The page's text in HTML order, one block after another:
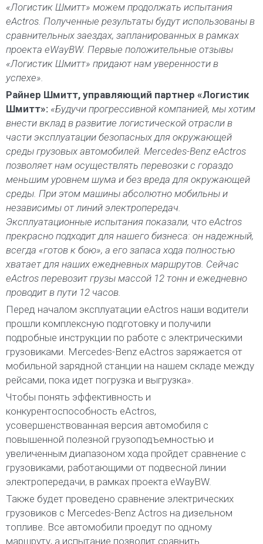
«Логистик Шмитт» можем продолжать испытания
eActros. Полученные результаты будут использованы в
сравнительных заездах, запланированных в рамках
проекта eWayBW. Первые положительные отзывы
«Логистик Шмитт» придают нам уверенности в
успехе».
Райнер Шмитт, управляющий партнер «Логистик
Шмитт»: «Будучи прогрессивной компанией, мы хотим
внести вклад в развитие логистической отрасли в
части эксплуатации безопасных для окружающей
среды грузовых автомобилей. Mercedes-Benz eActros
позволяет нам осуществлять перевозки с гораздо
меньшим уровнем шума и без вреда для окружающей
среды. При этом машины абсолютно мобильны и
независимы от линий электропередач.
Эксплуатационные испытания показали, что eActros
прекрасно подходит для нашего бизнеса: он надежный,
всегда «готов к бою», а его запаса хода полностью
хватает для наших ежедневных маршрутов. Сейчас
eActros перевозит грузы массой 12 тонн и ежедневно
проводит в пути 12 часов.
Перед началом эксплуатации eActros наши водители
прошли комплексную подготовку и получили
подробные инструкции по работе с электрическими
грузовиками. Mercedes-Benz eActros заряжается от
мобильной зарядной станции на нашем складе между
рейсами, пока идет погрузка и выгрузка».
Чтобы понять эффективность и
конкурентоспособность eActros,
усовершенствованная версия автомобиля с
повышенной полезной грузоподъемностью и
увеличенным диапазоном хода пройдет сравнение с
грузовиками, работающими от подвесной линии
электропередачи, в рамках проекта eWayBW.
Также будет проведено сравнение электрических
грузовиков с Mercedes-Benz Actros на дизельном
топливе. Все автомобили проедут по одному
маршруту, а испытание позволит сравнить